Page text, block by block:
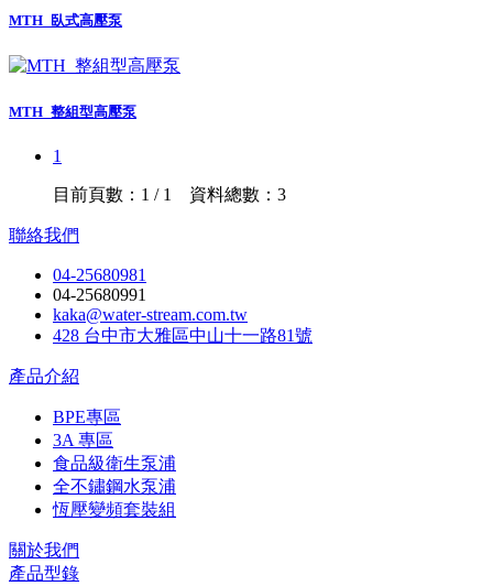
MTH_臥式高壓泵
MTH_整組型高壓泵
1
目前頁數：1 / 1 資料總數：3
聯絡我們
04-25680981
04-25680991
kaka@water-stream.com.tw
428 台中市大雅區中山十一路81號
產品介紹
BPE專區
3A 專區
食品級衛生泵浦
全不鏽鋼水泵浦
恆壓變頻套裝組
關於我們
產品型錄